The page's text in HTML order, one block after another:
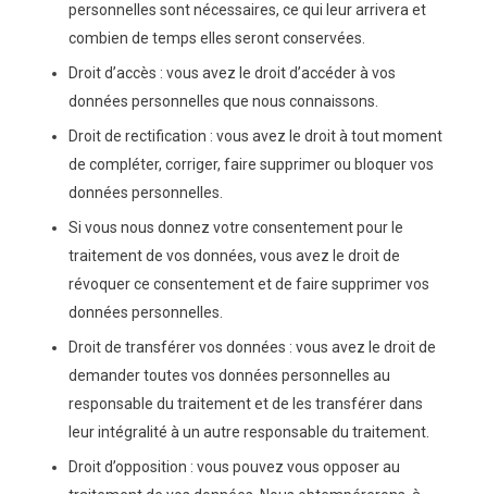
personnelles sont nécessaires, ce qui leur arrivera et
combien de temps elles seront conservées.
Droit d’accès : vous avez le droit d’accéder à vos
données personnelles que nous connaissons.
Droit de rectification : vous avez le droit à tout moment
de compléter, corriger, faire supprimer ou bloquer vos
données personnelles.
Si vous nous donnez votre consentement pour le
traitement de vos données, vous avez le droit de
révoquer ce consentement et de faire supprimer vos
données personnelles.
Droit de transférer vos données : vous avez le droit de
demander toutes vos données personnelles au
responsable du traitement et de les transférer dans
leur intégralité à un autre responsable du traitement.
Droit d’opposition : vous pouvez vous opposer au